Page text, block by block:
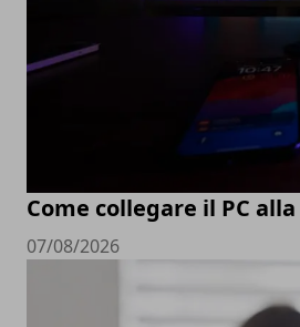
Come collegare il PC
07/08/2026